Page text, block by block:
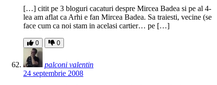
[…] citit pe 3 bloguri cacaturi despre Mircea Badea si pe al 4-
lea am aflat ca Arhi e fan Mircea Badea. Sa traiesti, vecine (se
face cum ca noi stam in acelasi cartier… pe […]
0 0
palconi valentin
24 septembrie 2008